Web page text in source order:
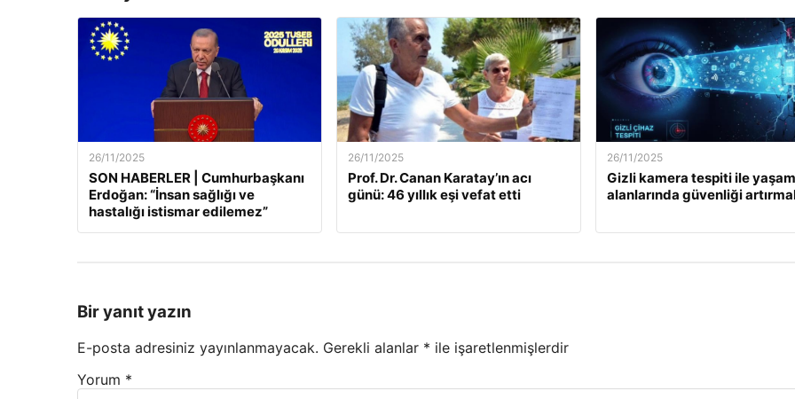
26/11/2025
SON HABERLER | Cumhurbaşkanı
Erdoğan: “İnsan sağlığı ve
hastalığı istismar edilemez”
26/11/2025
Prof. Dr. Canan Karatay’ın acı
günü: 46 yıllık eşi vefat etti
26/11/2025
Gizli kamera tespiti ile yaşam
alanlarında güvenliği
Bir yanıt yazın
E-posta adresiniz yayınlanmayacak. Gerekli alanlar * ile işaretlenmişlerdir
Yorum *